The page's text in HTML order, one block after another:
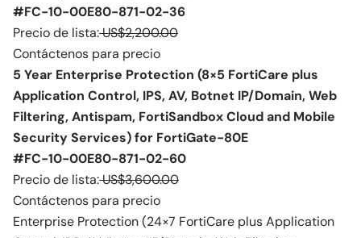
#FC-10-00E80-871-02-36
Precio de lista:US$2,200.00
Contáctenos para precio
5 Year Enterprise Protection (8×5 FortiCare plus
Application Control, IPS, AV, Botnet IP/Domain, Web
Filtering, Antispam, FortiSandbox Cloud and Mobile
Security Services) for FortiGate-80E
#FC-10-00E80-871-02-60
Precio de lista:US$3,600.00
Contáctenos para precio
Enterprise Protection (24×7 FortiCare plus Application